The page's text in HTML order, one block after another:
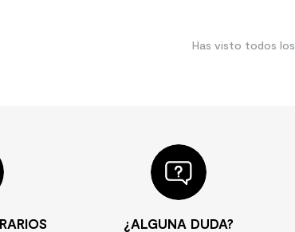
Has visto todos los
¿ALGUNA DUDA?